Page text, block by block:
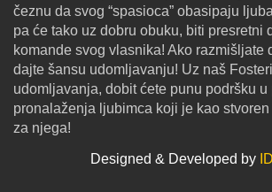
čeznu da svog “spasioca” obasipaju
pa će tako uz dobru obuku, biti presretni
komande svog vlasnika! Ako razmišljate
dajte šansu udomljavanju! Uz naš
udomljavanja, dobit ćete punu podršku u
pronalaženja ljubimca koji je kao
za njega!
Designed & Developed by